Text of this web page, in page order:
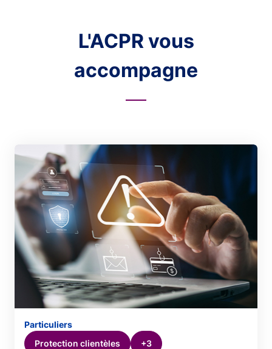
L'ACPR vous
accompagne
Particuliers
Protection clientèles
+3